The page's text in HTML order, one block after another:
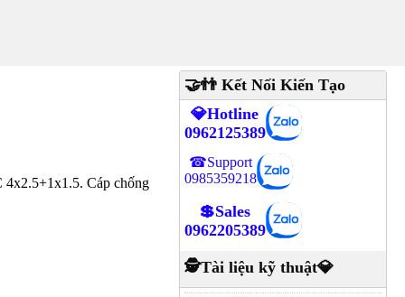
Cáp chống
🤝👬 Kết Nối Kiến Tạo
💎Hotline
0962125389
☎Support
0985359218
💲Sales
0962205389
🕵Tài liệu kỹ thuật💎